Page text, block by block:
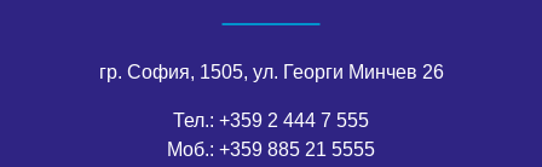
гр. София, 1505, ул. Георги Минчев 26
Тел.: +359 2 444 7 555
Моб.: +359 885 21 5555